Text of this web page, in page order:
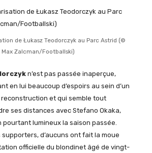
de Łukasz Teodorczyk au Parc Astrid (©
Max Zalcman/Footballski)
n’est pas passée inaperçue,
en lui beaucoup d’espoirs au sein d’un
et qui semble tout
ses distances avec Stefano Okaka,
lumineux la saison passée.
supporters, d’aucuns ont fait la moue
officielle du blondinet âgé de vingt-